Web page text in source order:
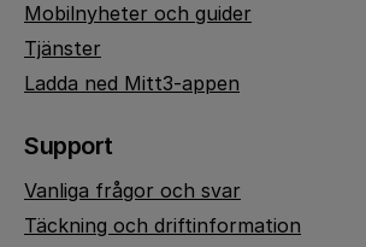
Mobilnyheter och guider
Tjänster
Ladda ned Mitt3-appen
Support
Vanliga frågor och svar
Täckning och driftinformation